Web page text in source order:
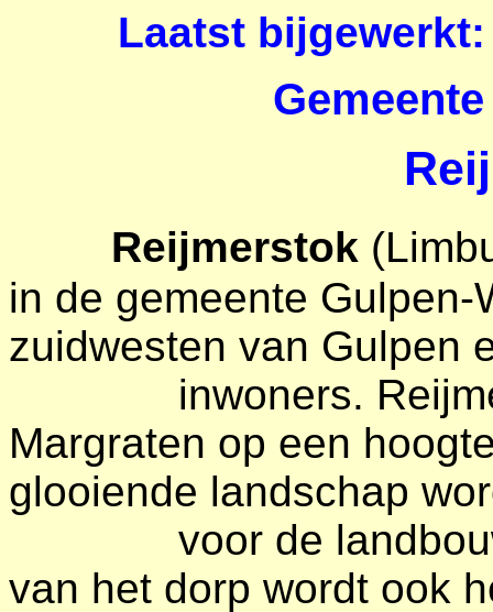
Laatst bijgewerkt:
Reijmerstok
in de gemeente Gulpen-
zuidwesten van Gulpen
inwoners.
Margraten op een
glooiende landschap
voor de landbouw
van het dorp wordt ook